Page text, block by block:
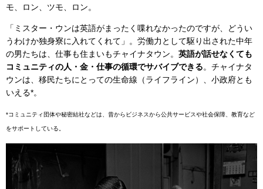
モ、ロン、ツモ、ロン。
「ミスター・ウンは英語がまったく喋れなかったのですが、どうい
うわけか独身寮に入れてくれて」。労働力として駆り出された中年
の男たちは、仕事も住まいもチャイナタウン。 英語が話せなくても
コミュニティの人・金・仕事の循環でサバイブできる。チャイナタ
ウンは、移民たちにとっての生命線（ライフライン）、小政府とも
いえる*。
*コミュニティ団体や秘密結社などは、昔からビジネスから公共サービスや社会保障、教育など
をサポートしている。